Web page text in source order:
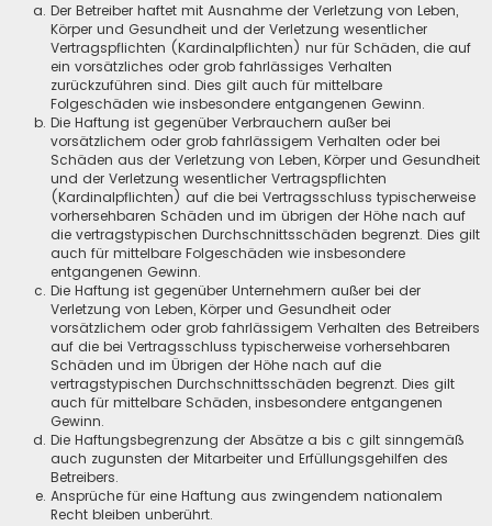
Der Betreiber haftet mit Ausnahme der Verletzung von Leben,
Körper und Gesundheit und der Verletzung wesentlicher
Vertragspflichten (Kardinalpflichten) nur für Schäden, die auf
ein vorsätzliches oder grob fahrlässiges Verhalten
zurückzuführen sind. Dies gilt auch für mittelbare
Folgeschäden wie insbesondere entgangenen Gewinn.
Die Haftung ist gegenüber Verbrauchern außer bei
vorsätzlichem oder grob fahrlässigem Verhalten oder bei
Schäden aus der Verletzung von Leben, Körper und Gesundheit
und der Verletzung wesentlicher Vertragspflichten
(Kardinalpflichten) auf die bei Vertragsschluss typischerweise
vorhersehbaren Schäden und im übrigen der Höhe nach auf
die vertragstypischen Durchschnittsschäden begrenzt. Dies gilt
auch für mittelbare Folgeschäden wie insbesondere
entgangenen Gewinn.
Die Haftung ist gegenüber Unternehmern außer bei der
Verletzung von Leben, Körper und Gesundheit oder
vorsätzlichem oder grob fahrlässigem Verhalten des Betreibers
auf die bei Vertragsschluss typischerweise vorhersehbaren
Schäden und im Übrigen der Höhe nach auf die
vertragstypischen Durchschnittsschäden begrenzt. Dies gilt
auch für mittelbare Schäden, insbesondere entgangenen
Gewinn.
Die Haftungsbegrenzung der Absätze a bis c gilt sinngemäß
auch zugunsten der Mitarbeiter und Erfüllungsgehilfen des
Betreibers.
Ansprüche für eine Haftung aus zwingendem nationalem
Recht bleiben unberührt.